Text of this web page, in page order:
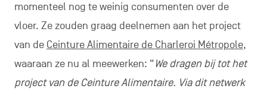
momenteel nog te weinig consumenten over de
vloer. Ze zouden graag deelnemen aan het project
van de Ceinture Alimentaire de Charleroi Métropole,
waaraan ze nu al meewerken: “We dragen bij tot het
project van de Ceinture Alimentaire. Via dit netwerk